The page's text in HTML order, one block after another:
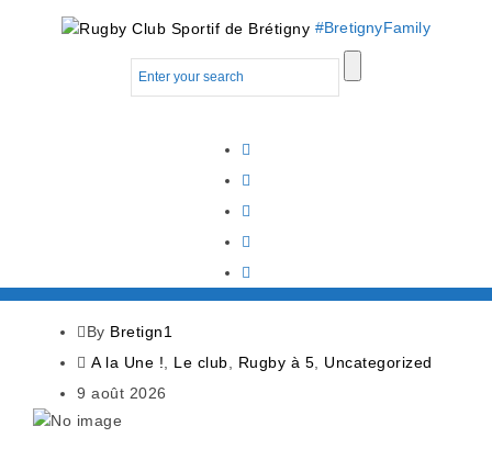
#BretignyFamily
By Bretign1
A la Une !
Le club Rugby à 5
Uncategorized
9 août 2026